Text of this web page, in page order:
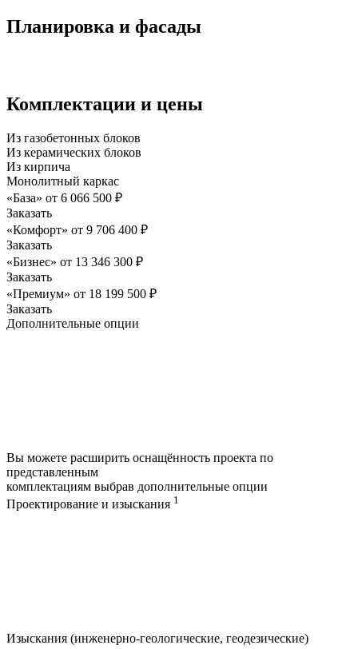
Планировка и фасады
Комплектации и цены
Из газобетонных блоков
Из керамических блоков
Из кирпича
Монолитный каркас
«База» от 6 066 500 ₽
Заказать
«Комфорт» от 9 706 400 ₽
Заказать
«Бизнес» от 13 346 300 ₽
Заказать
«Премиум» от 18 199 500 ₽
Заказать
Дополнительные опции
Вы можете расширить оснащённость проекта по
представленным
комплектациям выбрав дополнительные опции
Проектирование и изыскания 1
Изыскания (инженерно-геологические, геодезические)